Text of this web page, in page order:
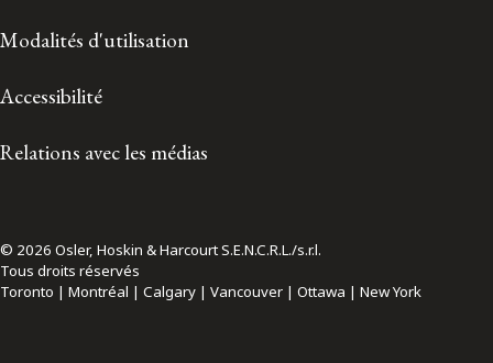
Modalités d'utilisation
Accessibilité
Relations avec les médias
© 2026 Osler, Hoskin & Harcourt S.E.N.C.R.L./s.r.l.
Tous droits réservés
Toronto | Montréal | Calgary | Vancouver | Ottawa | New York